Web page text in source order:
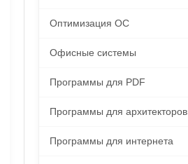
Оптимизация ОС
Офисные системы
Программы для PDF
Программы для архитекторов
Программы для интернета